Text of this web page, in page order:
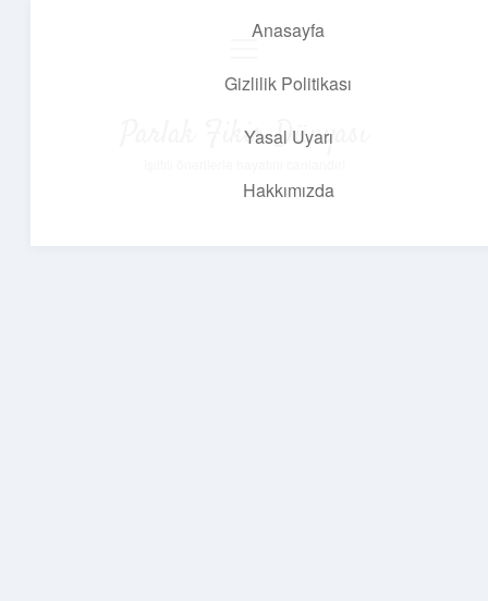
Anasayfa
Gizlilik Politikası
Yasal Uyarı
Hakkımızda
Parlak Fikir Dünyası